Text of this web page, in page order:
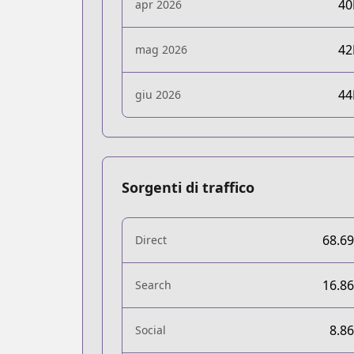
apr 2026
mag 2026
giu 2026
Sorgenti di traffico
Direct
Search
Social